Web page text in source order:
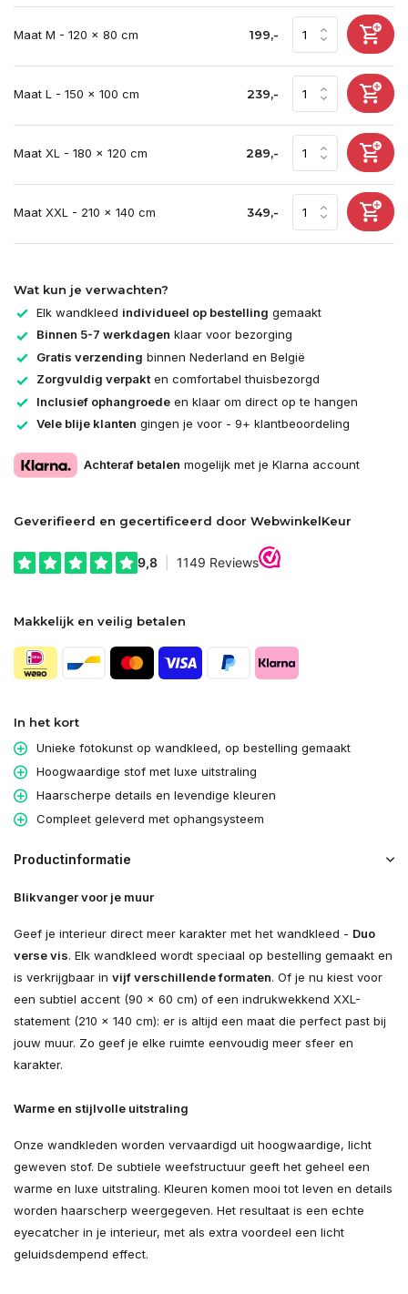
Maat M - 120 x 80 cm 199,-
Maat L - 150 x 100 cm 239,-
Maat XL - 180 x 120 cm 289,-
Maat XXL - 210 x 140 cm 349,-
Wat kun je verwachten?
Elk wandkleed individueel op bestelling gemaakt
Binnen 5-7 werkdagen klaar voor bezorging
Gratis verzending binnen Nederland en België
Zorgvuldig verpakten comfortabel thuisbezorgd
Inclusief ophangroede en klaar om direct op te hangen
Vele blije klanten gingen je voor - 9+ klantbeoordeling
Achteraf betalen mogelijk met je Klarna account
Geverifieerd en gecertificeerd door WebwinkelKeur
Makkelijk en veilig betalen
In het kort
Unieke fotokunst op wandkleed, op bestelling gemaakt
Hoogwaardige stof met luxe uitstraling
Haarscherpe details en levendige kleuren
Compleet geleverd met ophangsysteem
Productinformatie
Blikvanger voor je muur
Geef je interieur direct meer karakter met het wandkleed - Duo
verse vis. Elk wandkleed wordt speciaal op bestelling gemaakt en
is verkrijgbaar in vijf verschillende formaten. Of je nu kiest voor
een subtiel accent (90 × 60 cm) of een indrukwekkend XXL-
statement (210 × 140 cm): er is altijd een maat die perfect past bij
jouw muur. Zo geef je elke ruimte eenvoudig meer sfeer en
karakter.
Warme en stijlvolle uitstraling
Onze wandkleden worden vervaardigd uit hoogwaardige, licht
geweven stof. De subtiele weefstructuur geeft het geheel een
warme en luxe uitstraling. Kleuren komen mooi tot leven en details
worden haarscherp weergegeven. Het resultaat is een echte
eyecatcher in je interieur, met als extra voordeel een licht
geluidsdempend effect.